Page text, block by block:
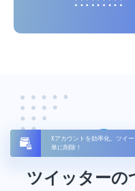
Xアカウントを効率化。ツイ
単に削除！
ツイッターの